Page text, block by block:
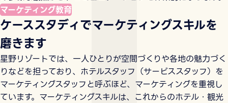
マーケティング教育
ケーススタディでマーケティングスキルを
磨きます
星野リゾートでは、一人ひとりが空間づくりや各地の魅力づく
りなどを担っており、ホテルスタッフ（サービススタッフ）を
マーケティングスタッフと呼ぶほど、マーケティングを重視し
ています。マーケティングスキルは、これからのホテル・観光